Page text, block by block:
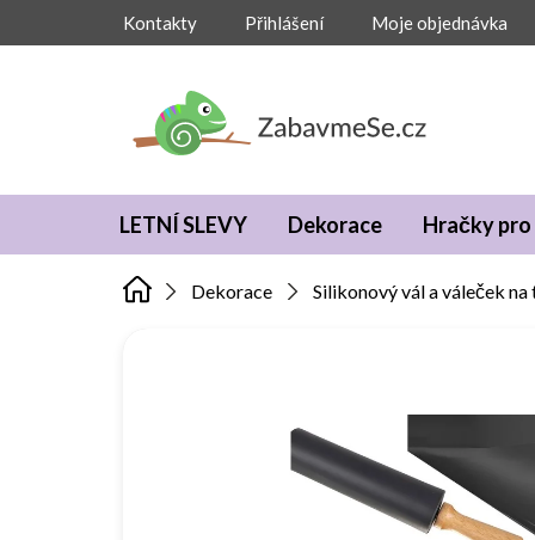
Kontakty Přihlášení Moje objednávka
LETNÍ SLEVY Dekorace Hračky
Dekorace Silikonový vál a váleček